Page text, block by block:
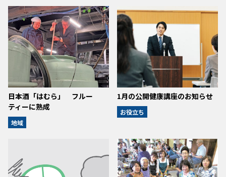
日本酒「はむら」 フルー
ティーに熟成
地域
1月の公開健康講座のお知らせ
お役立ち